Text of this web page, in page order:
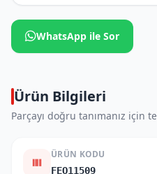
WhatsApp ile Sor
Ürün Bilgileri
Parçayı doğru tanımanız için
ÜRÜN KODU
FEO11509